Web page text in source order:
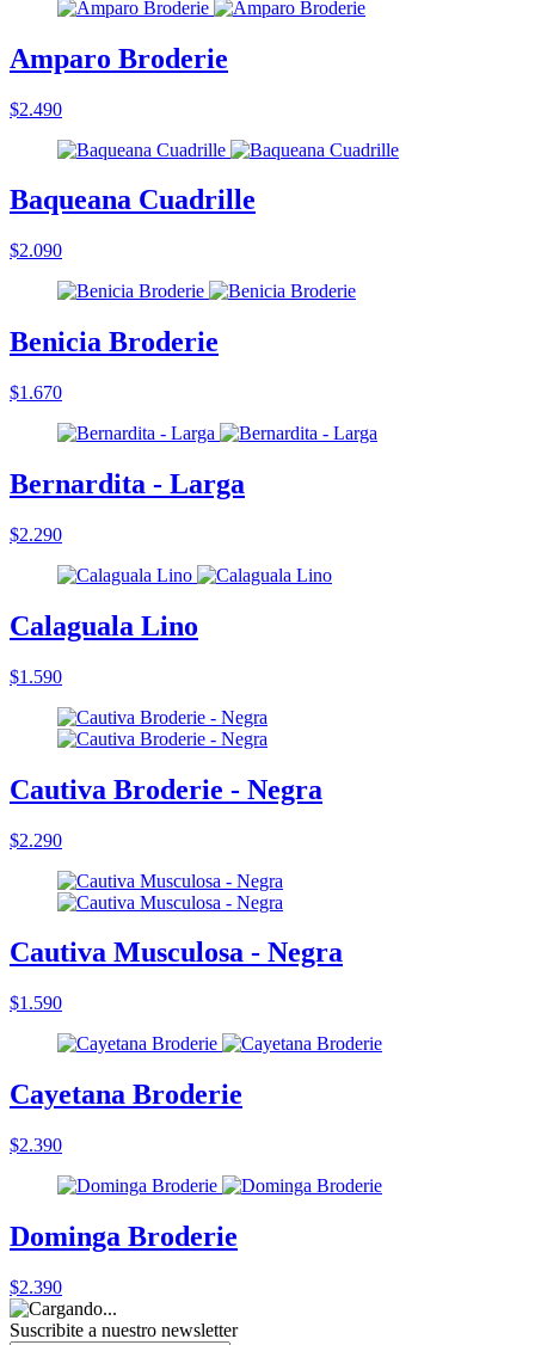
Amparo Broderie
$2.490
Baqueana Cuadrille
$2.090
Benicia Broderie
$1.670
Bernardita - Larga
$2.290
Calaguala Lino
$1.590
Cautiva Broderie - Negra
$2.290
Cautiva Musculosa - Negra
$1.590
Cayetana Broderie
$2.390
Dominga Broderie
$2.390
Suscribite a nuestro newsletter